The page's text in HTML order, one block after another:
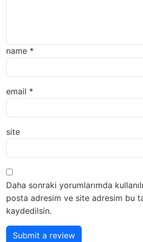
name *
email *
site
Daha sonraki yorumlarımda
posta adresim ve site adresim bu
kaydedilsin.
Submit a review